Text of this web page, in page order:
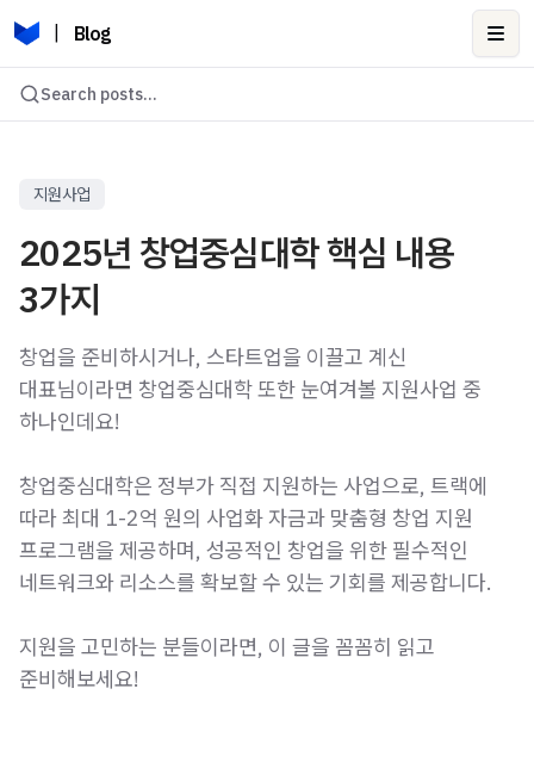
Blog
Search posts...
지원사업
2025년 창업중심대학 핵심 내용
3가지
창업을 준비하시거나, 스타트업을 이끌고 계신
대표님이라면 창업중심대학 또한 눈여겨볼 지원사업 중
하나인데요!
창업중심대학은 정부가 직접 지원하는 사업으로, 트랙에
따라 최대 1-2억 원의 사업화 자금과 맞춤형 창업 지원
프로그램을 제공하며, 성공적인 창업을 위한 필수적인
네트워크와 리소스를 확보할 수 있는 기회를 제공합니다.
지원을 고민하는 분들이라면, 이 글을 꼼꼼히 읽고
준비해보세요!